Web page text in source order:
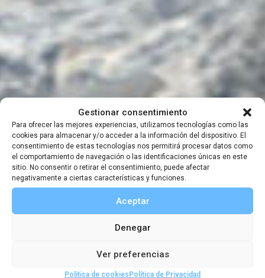
Gestionar consentimiento
Para ofrecer las mejores experiencias, utilizamos tecnologías como las
cookies para almacenar y/o acceder a la información del dispositivo. El
consentimiento de estas tecnologías nos permitirá procesar datos como
el comportamiento de navegación o las identificaciones únicas en este
sitio. No consentir o retirar el consentimiento, puede afectar
negativamente a ciertas características y funciones.
Aceptar
Denegar
Ver preferencias
Política de cookies Política de Privacidad
Cursos
Curso de Acuarela
en Naturaleza
11 MAYO, 2024 |09:00 -15:00